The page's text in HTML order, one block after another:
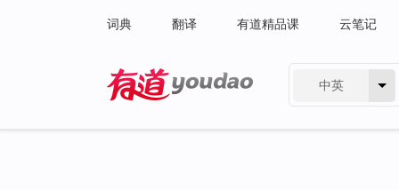
词典 翻译 有道精品课 云笔记
中英